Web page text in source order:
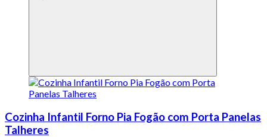
Cozinha Infantil Forno Pia Fogão com Porta Panelas
Talheres